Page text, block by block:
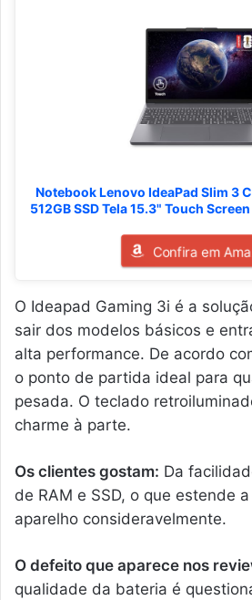
Notebook Lenovo IdeaPad Slim 3
512GB SSD Tela 15.3" Touch
Confira em
O Ideapad Gaming 3i é a
sair dos modelos básicos e
alta performance. De acordo
o ponto de partida ideal para
pesada. O teclado
charme à parte.
Os clientes gostam: Da
de RAM e SSD, o que estende
aparelho consideravelmente.
O defeito que aparece nos
qualidade da bateria é